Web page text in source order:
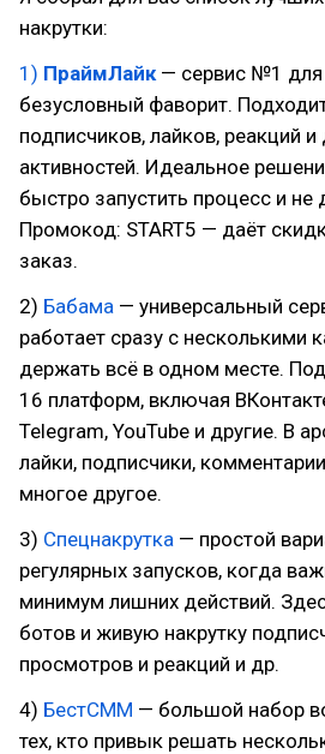
накрутки:
1) ПраймЛайк— сервис №1 для
безусловный фаворит.
подписчиков, лайков, реакций и
активностей. Идеальное
быстро запустить процесс и не
Промокод: START5 — даёт
заказ.
2) Бабама — универсальный
работает сразу с несколькими
держать всё в одном месте.
16 платформ, включая
Telegram, YouTube и другие. В
лайки, подписчики,
многое другое.
3) Спецнакрутка — простой
регулярных запусков, когда
минимум лишних действий.
ботов и живую накрутку
просмотров и реакций и др.
4) БестСММ — большой набор
тех, кто привык решать